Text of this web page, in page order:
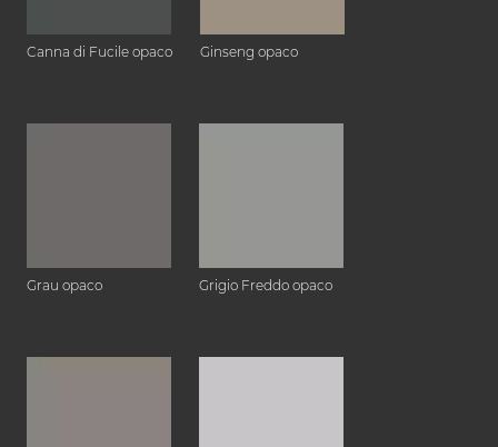
Canna di Fucile opaco Ginseng opaco
Grau opaco Grigio Freddo opaco